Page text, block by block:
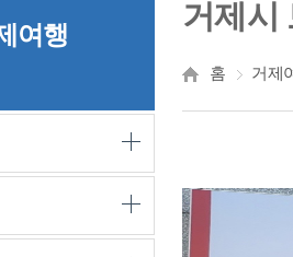
여행
거제시
홈 거제